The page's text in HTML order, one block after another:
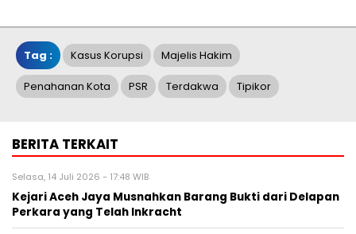
Tag : Kasus Korupsi Majelis Hakim
Penahanan Kota PSR Terdakwa Tipikor
BERITA TERKAIT
Selasa, 14 Juli 2026 - 17:48 WIB
Kejari Aceh Jaya Musnahkan Barang Bukti dari Delapan
Perkara yang Telah Inkracht